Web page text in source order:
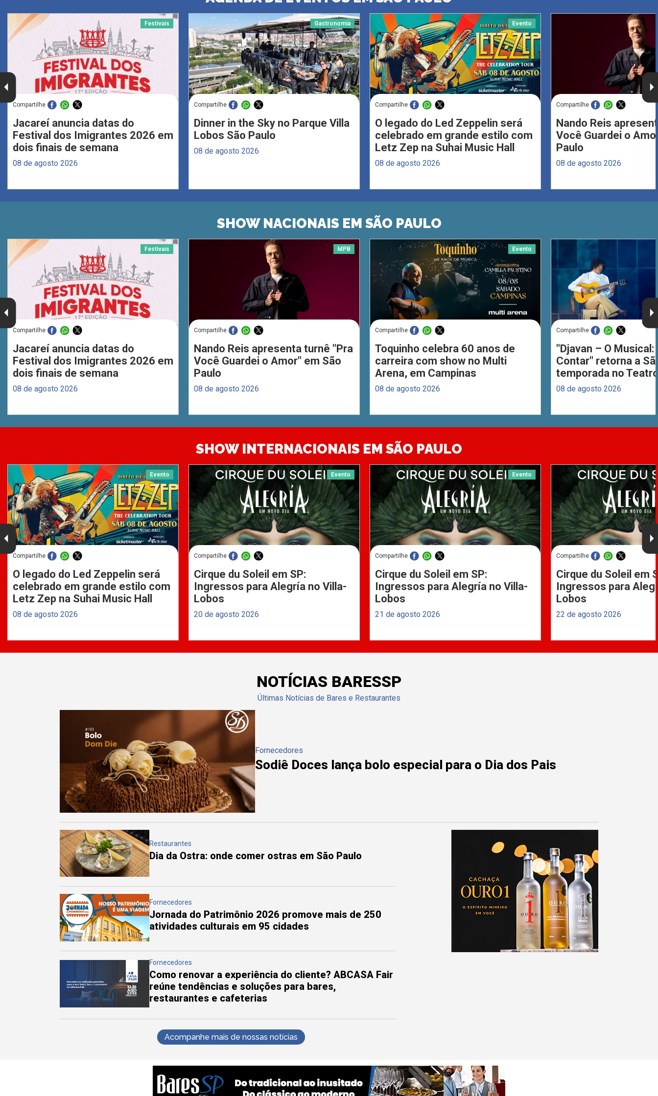
Festivais
Compartilhe
Jacareí anuncia datas do
Festival dos Imigrantes 2026 em
dois finais de semana
08 de agosto 2026
Gastronomia
Compartilhe
Dinner in the Sky no Parque Villa
Lobos São Paulo
08 de agosto 2026
Evento
Compartilhe
O legado do Led Zeppelin será
celebrado em grande estilo com
Letz Zep na Suhai Music Hall
08 de agosto 2026
Compartilhe
Nando Reis
Você Guardei o
Paulo
08 de agosto 2026
SHOW NACIONAIS EM SÃO PAULO
Festivais
Compartilhe
Jacareí anuncia datas do
Festival dos Imigrantes 2026 em
dois finais de semana
08 de agosto 2026
MPB
Compartilhe
Nando Reis apresenta turnê "Pra
Você Guardei o Amor" em São
Paulo
08 de agosto 2026
Evento
Compartilhe
Toquinho celebra 60 anos de
carreira com show no Multi
Arena, em Campinas
08 de agosto 2026
Compartilhe
"Djavan – O Musical:
Contar" retorna a
temporada no
08 de agosto 2026
SHOW INTERNACIONAIS EM SÃO PAULO
Evento
Compartilhe
O legado do Led Zeppelin será
celebrado em grande estilo com
Letz Zep na Suhai Music Hall
08 de agosto 2026
Evento
Compartilhe
Cirque du Soleil em SP:
Ingressos para Alegría no Villa-
Lobos
20 de agosto 2026
Evento
Compartilhe
Cirque du Soleil em SP:
Ingressos para Alegría no Villa-
Lobos
21 de agosto 2026
Compartilhe
Cirque du Soleil em
Ingressos para
Lobos
22 de agosto 2026
NOTÍCIAS BARESSP
Últimas Notícias de Bares e Restaurantes
Fornecedores
Sodiê Doces lança bolo especial para o Dia dos Pais
Restaurantes
Dia da Ostra: onde comer ostras em São Paulo
Fornecedores
Jornada do Patrimônio 2026 promove mais de 250
atividades culturais em 95 cidades
Fornecedores
Como renovar a experiência do cliente? ABCASA Fair
reúne tendências e soluções para bares,
restaurantes e cafeterias
Acompanhe mais de nossas notícias